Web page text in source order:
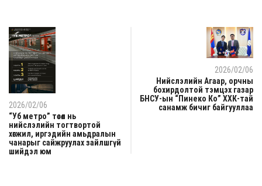
2026/02/06
“Уб метро” төсөл нь
нийслэлийн тогтвортой
хөгжил, иргэдийн амьдралын
чанарыг сайжруулах зайлшгүй
шийдэл юм
2026/02/06
Нийслэлийн Агаар, орчны
бохирдолтой тэмцэх газар
БНСУ-ын “Пинеко Ко” ХХК-тай
санамж бичиг байгууллаа